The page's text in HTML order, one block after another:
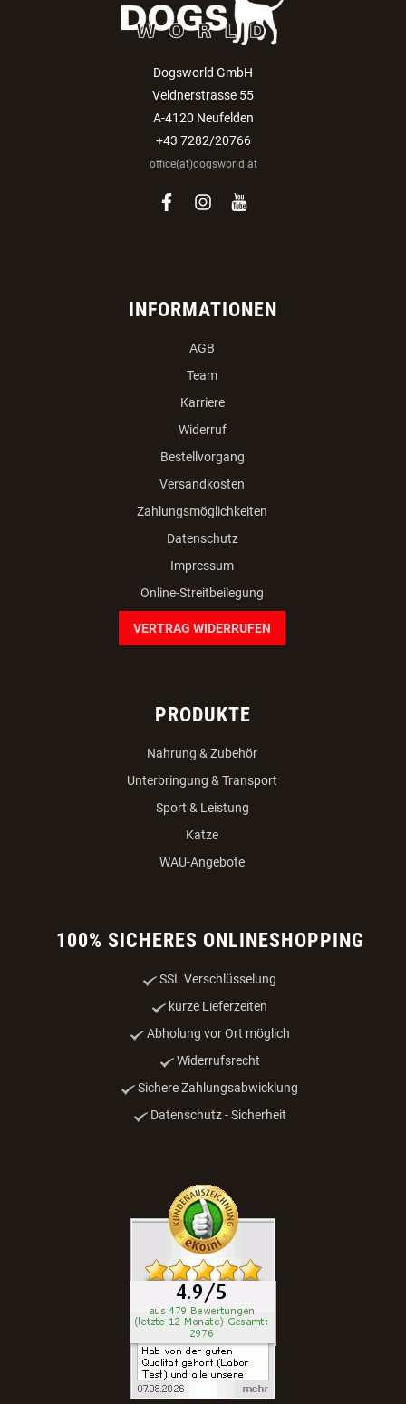
Dogsworld GmbH
Veldnerstrasse 55
facebookinstagram
youtube
INFORMATIONEN
AGB
Team
Karriere
Widerruf
Versandkosten
Zahlungsmöglichkeiten
PRODUKTE
Nahrung & Zubehör
Katze
100% SICHERES ONLINESHOPPING
SSL Verschlüsselung
kurze Lieferzeiten
Sichere Zahlungsabwicklung
Datenschutz - Sicherheit